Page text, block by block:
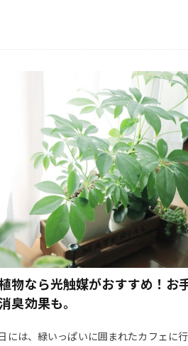
物なら光触媒がおすすめ！お
臭効果も。
には、緑いっぱいに囲まれたカフェに
アラジン トース
ラジン トースター 種類 アルミ缶
アロマクラフト アンチエイジ
ィークショップ あんバターサンド
ラーボックス イギリス
イフニコー
盛り付け インスタントコーヒー
フェ インダストリアル 照明
イ
リア 植物 インテリア 観葉植物
ヴィンテージ家具 ウチワサボテン
ヒー エクササイズ エコ エシ
里 オーガニックコーヒー オーガニ
ツ オーブンの癖
おうち時間
おうち時間 おすすめ